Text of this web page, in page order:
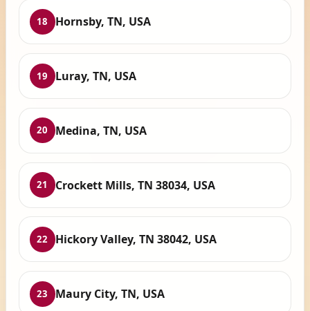
18 Hornsby, TN, USA
19 Luray, TN, USA
20 Medina, TN, USA
21 Crockett Mills, TN 38034, USA
22 Hickory Valley, TN 38042, USA
23 Maury City, TN, USA